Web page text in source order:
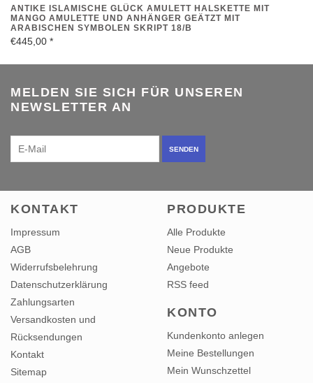
ARABISCHEN SYMBOLEN SKRIPT 18/B
€445,00*
NEWSLETTER AN
KONTAKT
Impressum
AGB
Widerrufsbelehrung
Datenschutzerklärung
Zahlungsarten
Versandkosten und
Rücksendungen
Kontakt
Sitemap
Newsletter terms & conditions
PRODUKTE
Alle Produkte
Neue Produkte
Angebote
RSS feed
Kundenkonto anlegen
Meine Bestellungen
Mein Wunschzettel